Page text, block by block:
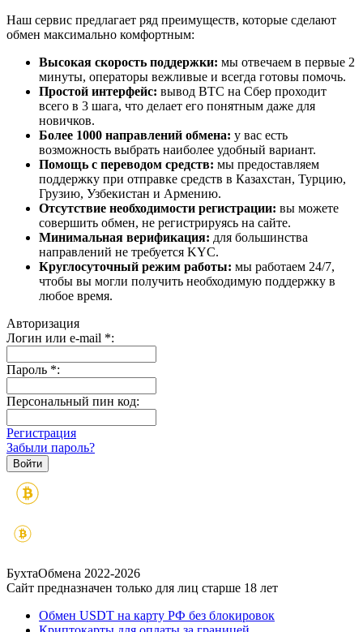
Наш сервис предлагает ряд преимуществ, которые сделают
обмен максимально комфортным:
Высокая скорость поддержки: мы отвечаем в первые 2
минуты, операторы вежливые и всегда готовы помочь.
Простой интерфейс: вывод BTC на Сбер проходит
всего в 3 шага, что делает его понятным даже для
новичков.
Более 1000 направлений обмена: у вас есть
возможность выбрать наиболее удобный вариант.
Помощь с переводом средств: мы предоставляем
поддержку при отправке средств в Казахстан, Турцию,
Грузию, Узбекистан и Армению.
Отсутствие необходимости регистрации: вы можете
совершить обмен, не регистрируясь на сайте.
Минимальная верификация: для большинства
направлений не требуется KYC.
Круглосуточный режим работы: мы работаем 24/7,
чтобы вы могли получить необходимую поддержку в
любое время.
Авторизация
Логин или e-mail *:
Пароль *:
Персональный пин код:
Регистрация
Забыли пароль?
БухтаОбмена 2022-2026
Сайт предназначен только для лиц старше 18 лет
Обмен USDT на карту РФ без блокировок